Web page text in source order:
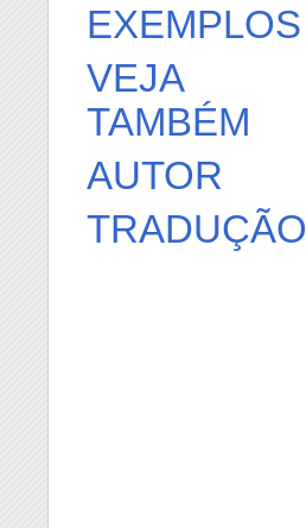
EXEMPLOS
VEJA
TAMBÉM
AUTOR
TRADUÇÃO